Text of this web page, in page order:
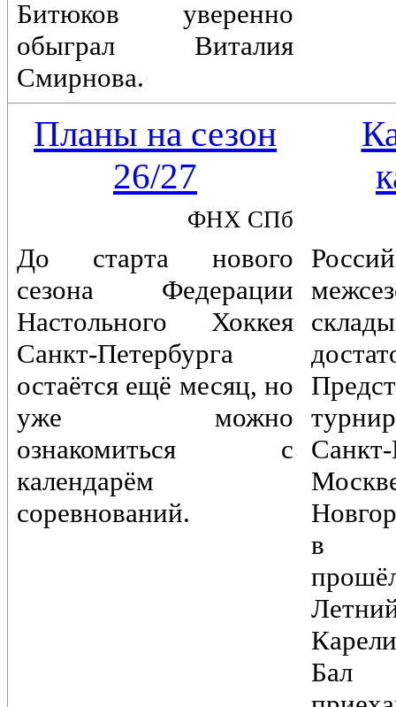
Битюков уверенно
обыграл Виталия
Смирнова.
Планы на сезон
26/27
ФНХ СПб
До старта нового
сезона Федерации
Настольного Хоккея
Санкт-Петербурга
остаётся ещё месяц, но
уже можно
ознакомиться с
календарём
соревнований.
в